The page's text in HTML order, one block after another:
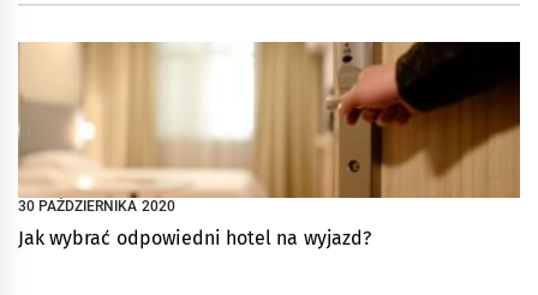
30 PAŹDZIERNIKA 2020
Jak wybrać odpowiedni hotel na wyjazd?